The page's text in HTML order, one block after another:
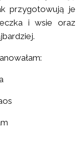
przygotowują je
i wsie oraz